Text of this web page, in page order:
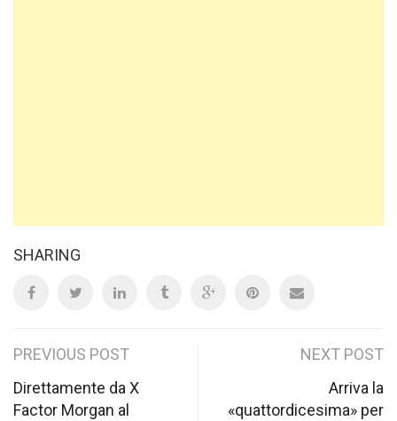
SHARING
Post
navigation
PREVIOUS POST
Direttamente da X
Factor Morgan al
NEXT POST
Arriva la
«quattordicesima» per